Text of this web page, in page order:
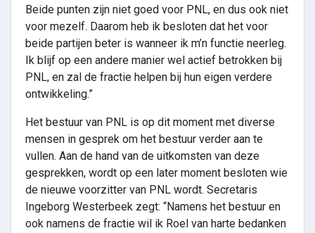
Beide punten zijn niet goed voor PNL, en dus ook niet
voor mezelf. Daarom heb ik besloten dat het voor
beide partijen beter is wanneer ik m’n functie neerleg.
Ik blijf op een andere manier wel actief betrokken bij
PNL, en zal de fractie helpen bij hun eigen verdere
ontwikkeling.”
Het bestuur van PNL is op dit moment met diverse
mensen in gesprek om het bestuur verder aan te
vullen. Aan de hand van de uitkomsten van deze
gesprekken, wordt op een later moment besloten wie
de nieuwe voorzitter van PNL wordt. Secretaris
Ingeborg Westerbeek zegt: “Namens het bestuur en
ook namens de fractie wil ik Roel van harte bedanken